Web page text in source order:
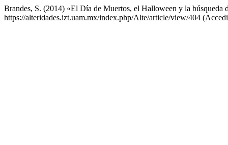
Brandes, S. (2014) «El Día de Muertos, el Halloween y la búsqueda
https://alteridades.izt.uam.mx/index.php/Alte/article/view/404